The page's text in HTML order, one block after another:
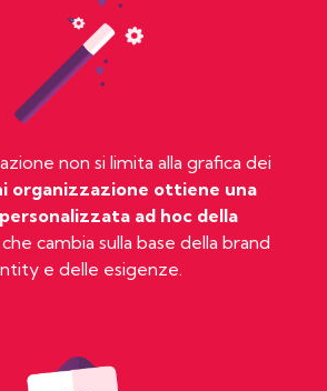
non si limita alla grafica dei
organizzazione ottiene una
ad hoc della
cambia sulla base della brand
e delle esigenze.